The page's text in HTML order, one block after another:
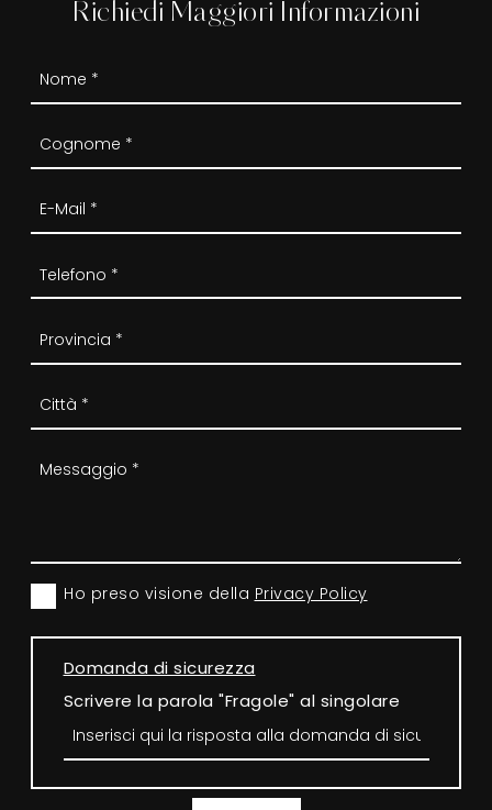
Richiedi Maggiori Informazioni
Ho preso visione della Privacy Policy
Domanda di sicurezza
Scrivere la parola "Fragole" al singolare